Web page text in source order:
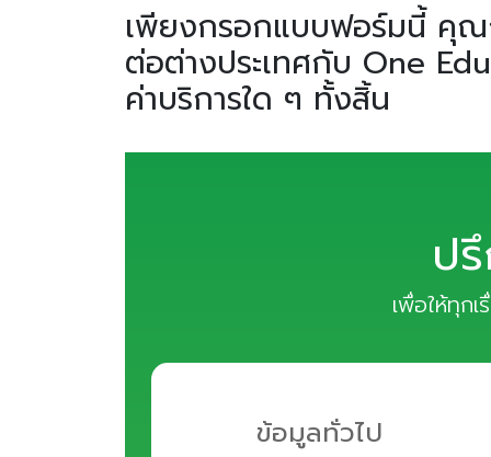
เพียงกรอกแบบฟอร์มนี้ คุณ
ต่อต่างประเทศกับ One
ค่าบริการใด ๆ ทั้งสิ้น
ป
เพื่อให้ทุก
ข้อมูลทั่วไป